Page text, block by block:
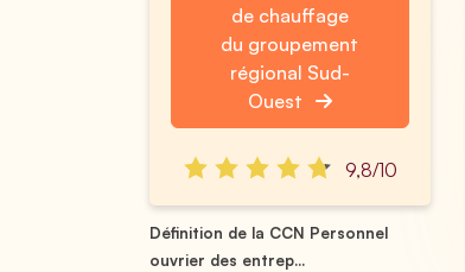
de chauffage
du groupement
régional Sud-
Ouest
9,8/10
Définition de la CCN Personnel
ouvrier des entrep...